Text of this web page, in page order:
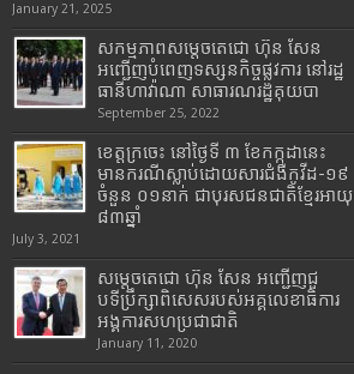
January 21, 2025
សកម្មភាពសម្តេចតេជោ ហ៊ុន សែន
អញ្ជើញបំពេញទស្សនកិច្ចផ្លូវការ នៅរដ្ឋ
ធានីហាវ៉ាណា សាធារណរដ្ឋគុយបា
September 25, 2022
ខេត្តក្រចេះ នៅថ្ងៃទី ៣ ខែកក្កដានេះ
មានករណីស្លាប់ដោយសារជំងឺកូវីដ-១៩
ចំនួន ០១នាក់ ជាបុរសជនជាតិខ្មែរអាយុ
៨៣ឆ្នាំ
July 3, 2021
សម្តេចតេជោ ហ៊ុន សែន អញ្ជើញជួ
បទីប្រឹក្សាពិសេសរបស់អគ្គលេខាធិការ
អង្គការសហប្រជាជាតិ
January 11, 2020